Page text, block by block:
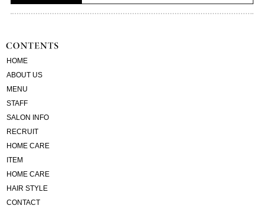
HOME
ABOUT US
MENU
STAFF
SALON INFO
RECRUIT
HOME CARE
ITEM
HOME CARE
HAIR STYLE
CONTACT